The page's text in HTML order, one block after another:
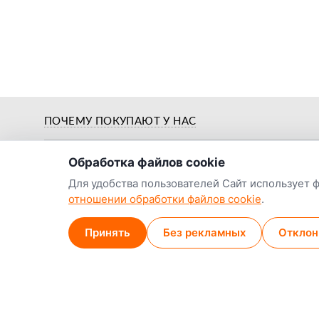
о насПОЧЕМУ ПОКУПАЮТ У НАС
Цены от заводов-
производителей
подготовка и
обкатка
Обработка файлов cookie
Для удобства пользователей Сайт
отношении обработки файлов cookie.
Принять Без рекламных